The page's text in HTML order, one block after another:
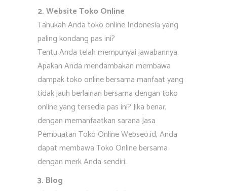
2. Website Toko Online
Tahukah Anda toko online Indonesia yang
paling kondang pas ini?
Tentu Anda telah mempunyai jawabannya.
Apakah Anda mendambakan membawa
dampak toko online bersama manfaat yang
tidak jauh berlainan bersama dengan toko
online yang tersedia pas ini? Jika benar,
dengan memanfaatkan sarana Jasa
Pembuatan Toko Online Webseo.id, Anda
dapat membawa Toko Online bersama
dengan merk Anda sendiri.
3. Blog